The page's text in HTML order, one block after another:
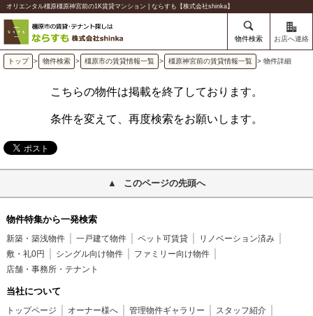
オリエンタル橿原橿原神宮前の1K賃貸マンション | ならすも【株式会社shinka】
物件検索 お店へ連絡
トップ > 物件検索 > 橿原市の賃貸情報一覧 > 橿原神宮前の賃貸情報一覧 > 物件詳細
こちらの物件は掲載を終了しております。
条件を変えて、再度検索をお願いします。
このページの先頭へ
物件特集から一発検索
新築・築浅物件 一戸建て物件 ペット可賃貸
リノベーション済み
敷・礼0円
シングル向け物件
ファミリー向け物件
店舗・事務所・テナント
当社について
トップページ オーナー様へ 管理物件ギャラリー
スタッフ紹介